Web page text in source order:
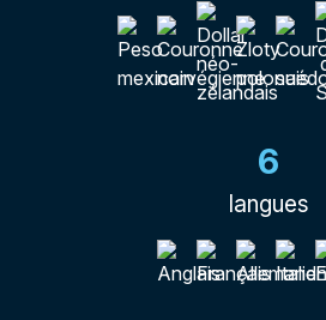
6
langues